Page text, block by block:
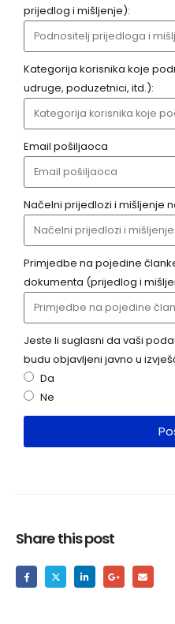
prijedlog i mišljenje):
Kategorija korisnika koje
udruge, poduzetnici, itd.):
Email pošiljaoca
Načelni prijedlozi i mišljenje
Primjedbe na pojedine
dokumenta (prijedlog i
Jeste li suglasni da vaši
budu objavljeni javno u
Da
Ne
Share this post